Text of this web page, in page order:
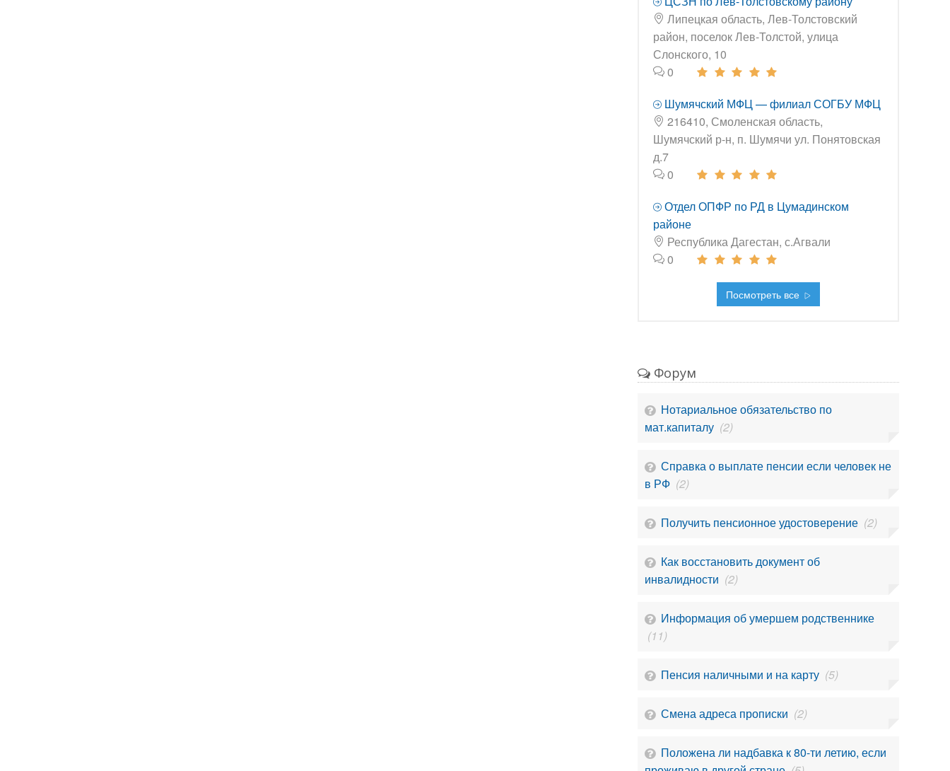
Липецкая область, Лев-Толстовский
район, поселок Лев-Толстой, улица
Слонского, 10
0
Шумячский МФЦ — филиал СОГБУ МФЦ
216410, Смоленская область,
Шумячский р-н, п. Шумячи ул. Понятовская
д.7
0
Отдел ОПФР по РД в Цумадинском
районе
Республика Дагестан, с.Агвали
0
Посмотреть все
Форум
Нотариальное обязательство по
мат.капиталу (2)
Справка о выплате пенсии если человек не
в РФ (2)
Получить пенсионное удостоверение (2)
Как восстановить документ об
инвалидности (2)
Информация об умершем родственнике
(11)
Пенсия наличными и на карту (5)
Смена адреса прописки (2)
Положена ли надбавка к 80-ти летию, если